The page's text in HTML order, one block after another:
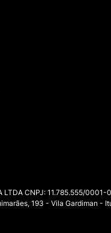
LTDA CNPJ: 11.785.555/0001-
193 - Vila Gardiman -